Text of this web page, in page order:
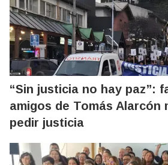
“Sin justicia no hay paz”:
amigos de Tomás Alarcón
pedir justicia